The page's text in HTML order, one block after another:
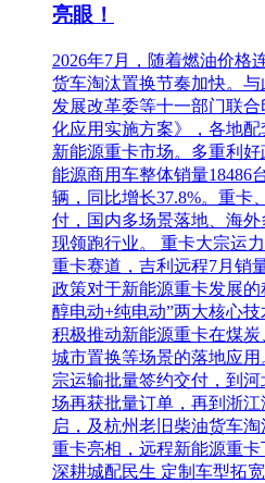
亮眼！
2026年7月，随着燃油价格
货车淘汰置换节奏加快。
发展改革委等十一部门联
化应用实施方案》，各地
新能源重卡市场。多重利
能源商用车整体销量18486
辆，同比增长37.8%。重卡
付，国内多场景落地、海
现领跑行业。 重卡大宗运
重卡赛道，吉利远程7月销
政策对于新能源重卡发展
醇电动+纯电动”两大核心
积极推动新能源重卡在煤炭
城市置换等场景的落地应
宗运输批量签约交付，到
场再获批量订单，再到浙
启，及杭州老旧柴油货车
重卡亮相，远程新能源重
深耕城配民生 定制车型拓